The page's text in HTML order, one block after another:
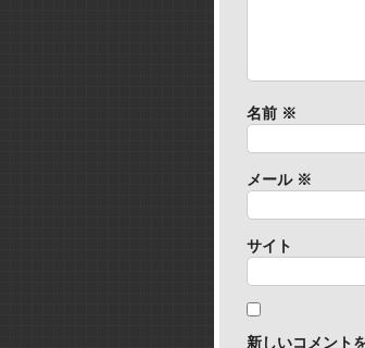
名前 ※
メール ※
サイト
新しいコメント